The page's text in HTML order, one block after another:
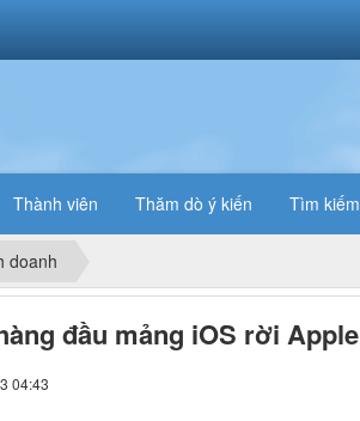
Thành viên Thăm dò ý kiến Tìm kiếm
doanh
đầu mảng iOS rời Apple
04:43